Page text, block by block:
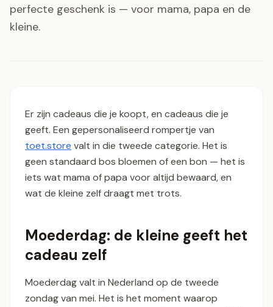
perfecte geschenk is — voor mama, papa en de
kleine.
Er zijn cadeaus die je koopt, en cadeaus die je
geeft. Een gepersonaliseerd rompertje van
toet.store valt in die tweede categorie. Het is
geen standaard bos bloemen of een bon — het is
iets wat mama of papa voor altijd bewaard, en
wat de kleine zelf draagt met trots.
Moederdag: de kleine geeft het
cadeau zelf
Moederdag valt in Nederland op de tweede
zondag van mei. Het is het moment waarop